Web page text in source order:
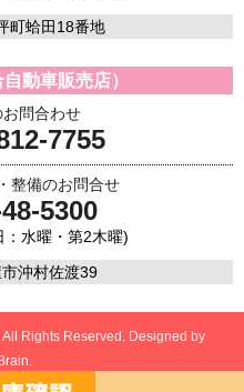
町蛤田18番地
動車販売店）
問合わせ
7755
整備のお問合せ
5300
水曜・第2木曜)
沖村佐渡39
Rights Reserved. Designed by